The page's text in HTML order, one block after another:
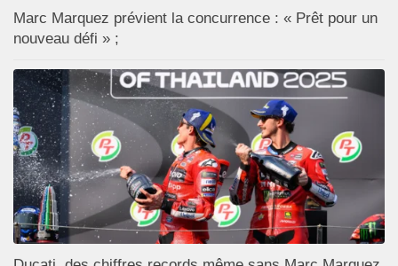
Marc Marquez prévient la concurrence : « Prêt pour un
nouveau défi » ;